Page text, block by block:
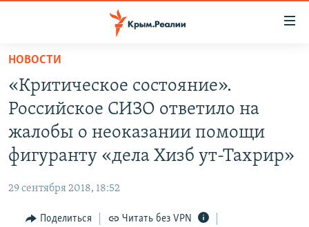
Вернуться
основному
содержанию
главной
Вернутся
СПЕЦПРОЕКТЫ
ГРУЗ 200
КАРТА ВОЕННЫХ ОБЪЕКТОВ КРЫМА
ИСТОРИЯ
ИНТЕРАКТИВ
ИНФОГРАФИКА
РАДІО СВОБОДА
КАК ОБОЙТИ БЛОКИРОВКУ
НОВОСТИ
«Критическое состояние».
Российское СИЗО ответило на
жалобы о неоказании помощи
фигуранту «дела Хизб ут-Тахрир»
29 сентября 2018, 18:52
Поделиться Читать без VPN